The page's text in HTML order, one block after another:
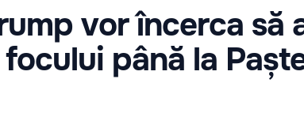
vor încerca să
până la